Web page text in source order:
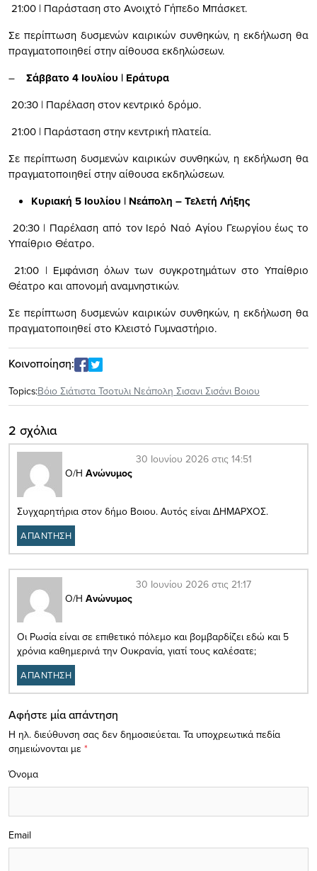
21:00 | Παράσταση στο Ανοιχτό Γήπεδο Μπάσκετ.
Σε περίπτωση δυσμενών καιρικών συνθηκών, η εκδήλωση θα
πραγματοποιηθεί στην αίθουσα εκδηλώσεων.
– Σάββατο 4 Ιουλίου | Εράτυρα
20:30 | Παρέλαση στον κεντρικό δρόμο.
21:00 | Παράσταση στην κεντρική πλατεία.
Σε περίπτωση δυσμενών καιρικών συνθηκών, η εκδήλωση θα
πραγματοποιηθεί στην αίθουσα εκδηλώσεων.
Κυριακή 5 Ιουλίου | Νεάπολη – Τελετή Λήξης
20:30 | Παρέλαση από τον Ιερό Ναό Αγίου Γεωργίου έως το
Υπαίθριο Θέατρο.
21:00 | Εμφάνιση όλων των συγκροτημάτων στο Υπαίθριο
Θέατρο και απονομή αναμνηστικών.
Σε περίπτωση δυσμενών καιρικών συνθηκών, η εκδήλωση θα
πραγματοποιηθεί στο Κλειστό Γυμναστήριο.
Κοινοποίηση:
Topics:Βόιο Σιάτιστα Τσοτυλι Νεάπολη Σισανι Σισάνι Βοιου
2 σχόλια
Ο/Η Ανώνυμος
30 Ιουνίου 2026 στις 14:51
Συγχαρητήρια στον δήμο Βοιου. Αυτός είναι ΔΗΜΑΡΧΟΣ.
ΑΠΑΝΤΗΣΗ
Ο/Η Ανώνυμος
30 Ιουνίου 2026 στις 21:17
Οι Ρωσία είναι σε επιθετικό πόλεμο και βομβαρδίζει εδώ και 5
χρόνια καθημερινά την Ουκρανία, γιατί τους καλέσατε;
ΑΠΑΝΤΗΣΗ
Αφήστε μία απάντηση
Η ηλ. διεύθυνση σας δεν δημοσιεύεται. Τα υποχρεωτικά πεδία
σημειώνονται με *
Όνομα
Email